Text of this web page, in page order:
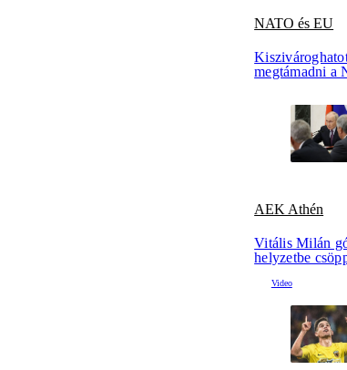
NATO és EU
megtámadni a
AEK Athén
Vitális Milán
helyzetbe